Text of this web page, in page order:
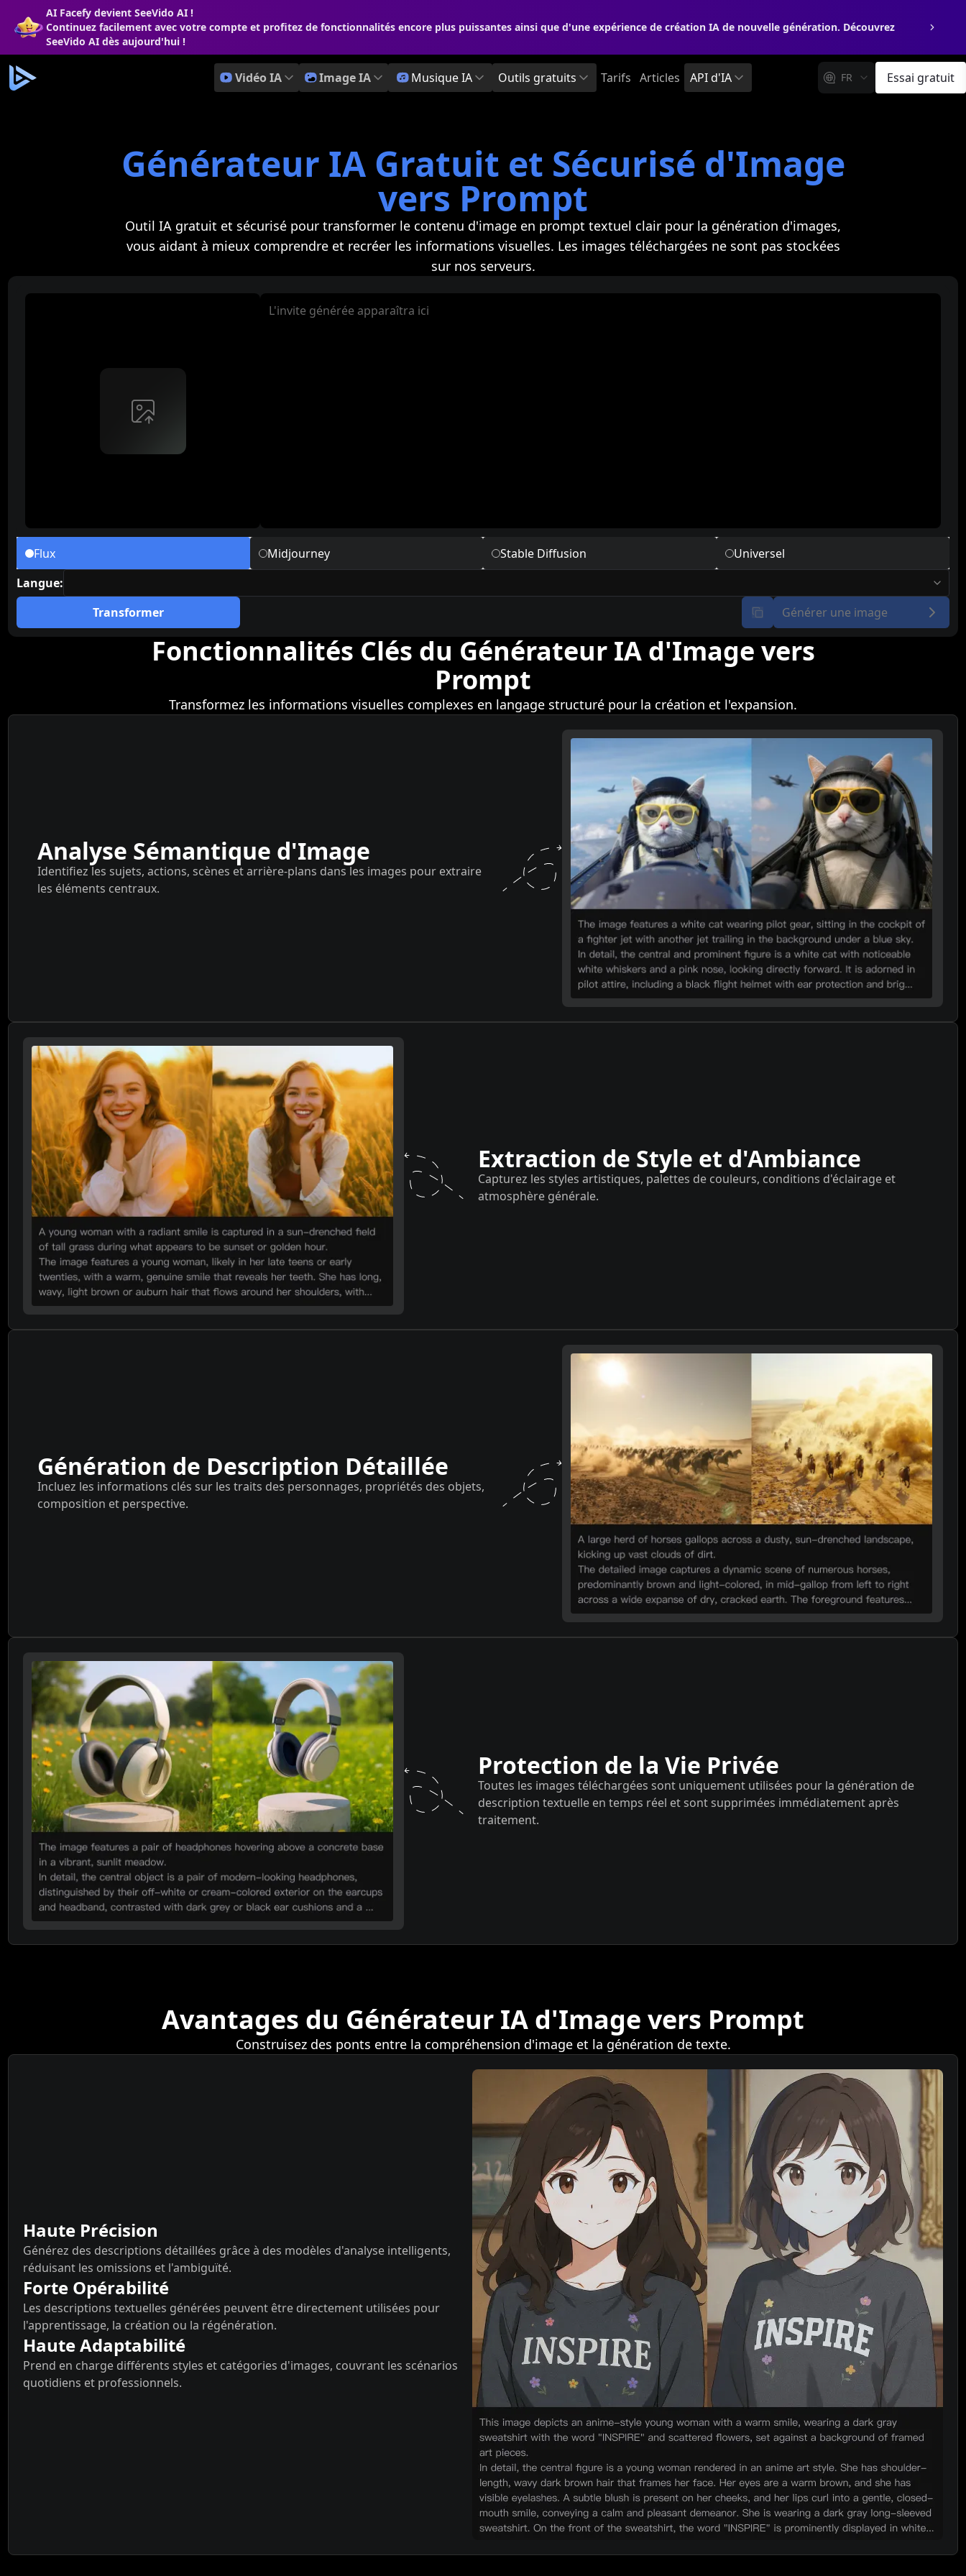
AI Facefy devient SeeVido AI !
Continuez facilement avec votre compte et profitez de fonctionnalités encore plus puissantes ainsi que d'une expérience de création IA de nouvelle génération. Découvrez
SeeVido AI dès aujourd'hui !
Vidéo IA Image IA Musique IA Outils gratuits Tarifs Articles API d'IA FR Essai gratuit
Générateur IA Gratuit et Sécurisé d'Image
vers Prompt
Outil IA gratuit et sécurisé pour transformer le contenu d'image en prompt textuel clair pour la génération d'images,
vous aidant à mieux comprendre et recréer les informations visuelles. Les images téléchargées ne sont pas stockées
sur nos serveurs.
L'invite générée apparaîtra ici
Flux Midjourney Stable Diffusion
Universel
Langue:
language
Transformer copierGénérer une image
Fonctionnalités Clés du Générateur IA d'Image vers
Prompt
Transformez les informations visuelles complexes en langage structuré pour la création et l'expansion.
Analyse Sémantique d'Image
Identifiez les sujets, actions, scènes et arrière-plans dans les images pour extraire
les éléments centraux.
Extraction de Style et d'Ambiance
Capturez les styles artistiques, palettes de couleurs, conditions d'éclairage et
atmosphère générale.
Génération de Description Détaillée
Incluez les informations clés sur les traits des personnages, propriétés des objets,
composition et perspective.
Protection de la Vie Privée
Toutes les images téléchargées sont uniquement utilisées pour la génération de
description textuelle en temps réel et sont supprimées immédiatement après
traitement.
Avantages du Générateur IA d'Image vers Prompt
Construisez des ponts entre la compréhension d'image et la génération de texte.
Haute Précision
Générez des descriptions détaillées grâce à des modèles d'analyse intelligents,
réduisant les omissions et l'ambiguïté.
Forte Opérabilité
Les descriptions textuelles générées peuvent être directement utilisées pour
l'apprentissage, la création ou la régénération.
Haute Adaptabilité
Prend en charge différents styles et catégories d'images, couvrant les scénarios
quotidiens et professionnels.